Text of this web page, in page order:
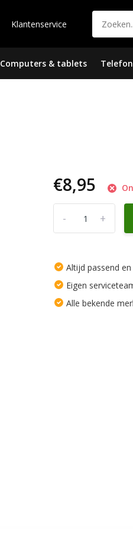
Klantenservice
Computers & tablets
€8,95
+
-
Altijd passend
Eigen
Alle bekende